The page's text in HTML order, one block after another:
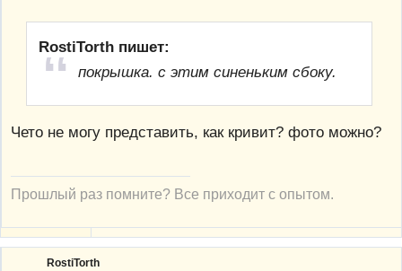
RostiTorth пишет:
покрышка. с этим синеньким сбоку.
Чето не могу представить, как кривит? фото можно?
Прошлый раз помните? Все приходит с опытом.
RostiTorth